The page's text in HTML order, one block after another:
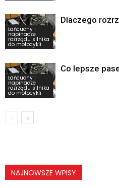
Łańcuchy i
napinacze
rozrządu silnika
do motocykli
Dlaczego
Łańcuchy i
napinacze
rozrządu silnika
do motocykli
Co lepsze
NAJNOWSZE WPISY